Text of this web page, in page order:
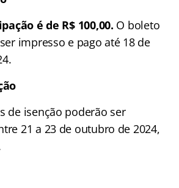
é de R$ 100,00. O boleto
impresso e pago até 18 de
de isenção poderão ser
21 a 23 de outubro de 2024,